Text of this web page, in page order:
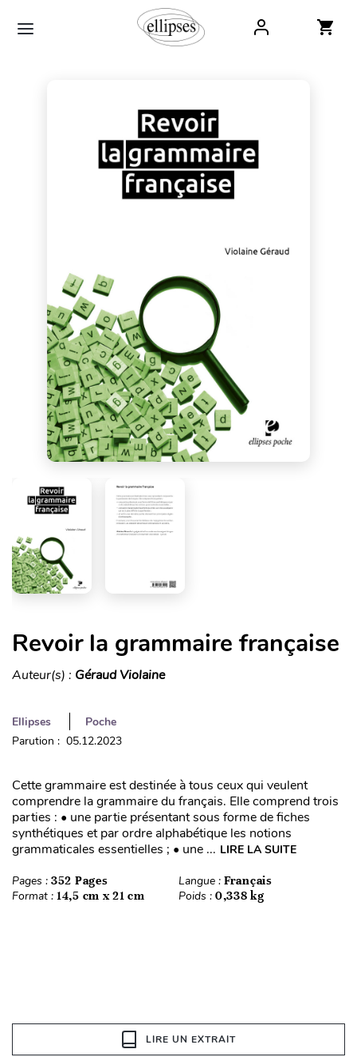
Revoir la grammaire française
Auteur(s) : Géraud Violaine
Ellipses
Poche
Parution : 05.12.2023
Cette grammaire est destinée à tous ceux qui veulent
comprendre la grammaire du français. Elle comprend trois
parties : • une partie présentant sous forme de fiches
synthétiques et par ordre alphabétique les notions
grammaticales essentielles ; • une ... LIRE LA SUITE
Pages : 352 Pages Langue : Français
Format : 14,5 cm x 21 cm Poids : 0,338 kg
LIRE UN EXTRAIT